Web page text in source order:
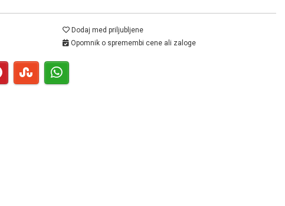
Dodaj med priljubljene
Opomnik o spremembi cene ali zaloge